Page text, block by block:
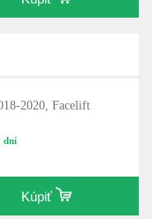
2020, Facelift
dní
Kúpiť